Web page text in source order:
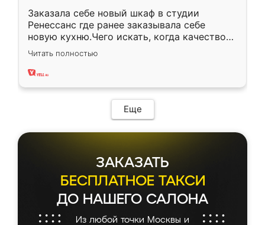
Заказала себе новый шкаф в студии
Ренессанс где ранее заказывала себе
новую кухню.Чего искать, когда качеством
вполне довольна. Служит кухня уже почти
два года, нареканий нет.
Читать полностью
Еще
ЗАКАЗАТЬ
БЕСПЛАТНОЕ ТАКСИ
ДО НАШЕГО САЛОНА
Из любой точки Москвы и